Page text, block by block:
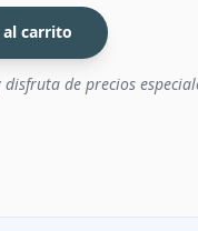
carrito
disfruta de precios